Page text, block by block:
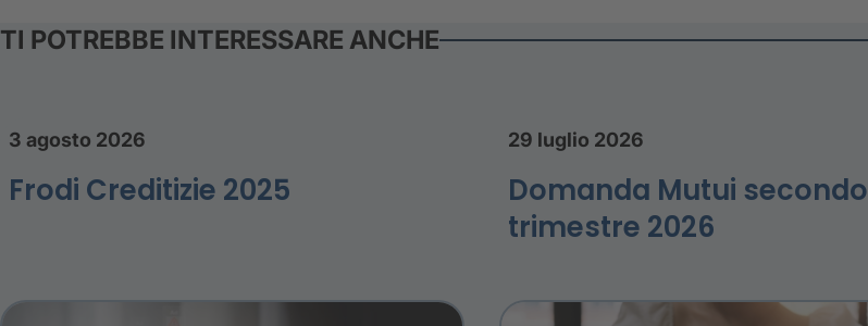
TI POTREBBE INTERESSARE ANCHE
3 agosto 2026
Frodi Creditizie 2025
29 luglio 2026
Domanda Mutui secondo
trimestre 2026